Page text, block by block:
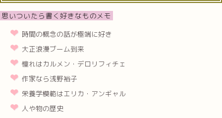
思いついたら書く好きなものメモ
時間の概念の話が極端に好き
大正浪漫ブーム到来
憧れはカルメン・デロリフィチェ
作家なら浅野裕子
栄養学模範はエリカ・アンギャル
人や物の歴史